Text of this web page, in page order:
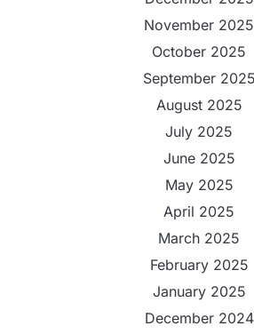
November 2025
October 2025
September 2025
August 2025
July 2025
June 2025
May 2025
April 2025
March 2025
February 2025
January 2025
December 2024